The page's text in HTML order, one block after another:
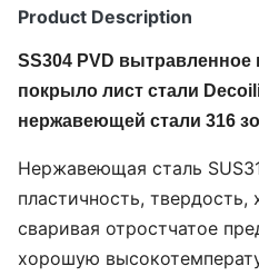
Product Description
SS304 PVD
покрыло лист стали
нержавеющей стали 316
Нержавеющая сталь
пластичность,
сваривая отростчатое
хорошую